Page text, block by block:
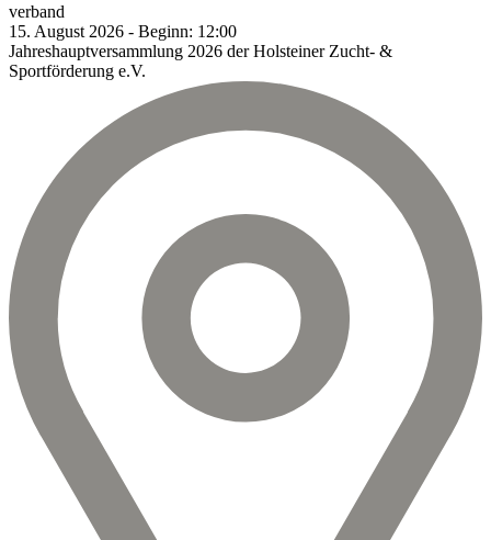
verband
15. August 2026 - Beginn: 12:00
Jahreshauptversammlung 2026 der Holsteiner Zucht- &
Sportförderung e.V.